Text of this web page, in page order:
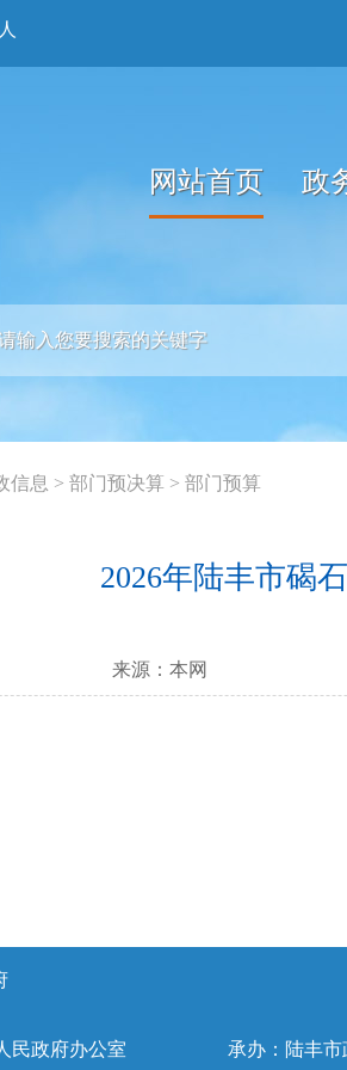
网站首页 政
信息 > 部门预决算 > 部门预算
2026年陆丰市碣
来源： 本网
民政府办公室 承办：陆丰